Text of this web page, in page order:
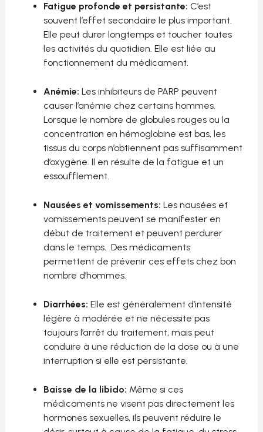
Fatigue profonde et persistante: C’est
souvent l’effet secondaire le plus important.
Elle peut durer longtemps et toucher toutes
les activités du quotidien. Elle est liée au
fonctionnement du médicament.
Anémie: Les inhibiteurs de PARP peuvent
causerl’anémie chez certains hommes.
Lorsque le nombre de globules rouges ou la
concentration en hémoglobine est bas, les
tissus du corps n’obtiennent pas suffisamment
d’oxygène. Il en résulte de la fatigue et un
essoufflement.
Nausées et vomissements: Les nausées et
vomissements peuvent se manifester en
début de traitement et peuvent perdurer
dans le temps. Des médicaments
permettent de prévenir ces effets chez bon
nombre d’hommes.
Diarrhées: Elle est généralement d’intensité
légère à modérée et ne nécessite pas
toujours l’arrêt du traitement, mais peut
conduire à une réduction de la dose ou à une
interruption si elle est persistante.
Baisse de la libido: Même si ces
médicaments ne visent pas directement les
hormones sexuelles, ils peuvent réduire le